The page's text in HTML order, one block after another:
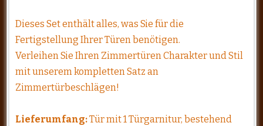
Dieses Set enthält alles, was Sie für die
Fertigstellung Ihrer Türen benötigen.
Verleihen Sie Ihren Zimmertüren Charakter und Stil
mit unserem kompletten Satz an
Zimmertürbeschlägen!
Lieferumfang:Tür mit 1 Türgarnitur, bestehend